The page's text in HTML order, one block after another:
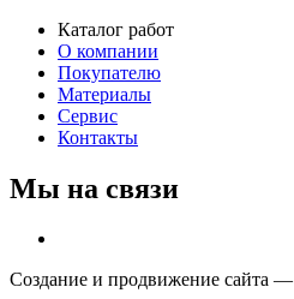
Каталог работ
О компании
Покупателю
Материалы
Сервис
Контакты
Мы на связи
Создание и продвижение сайта —